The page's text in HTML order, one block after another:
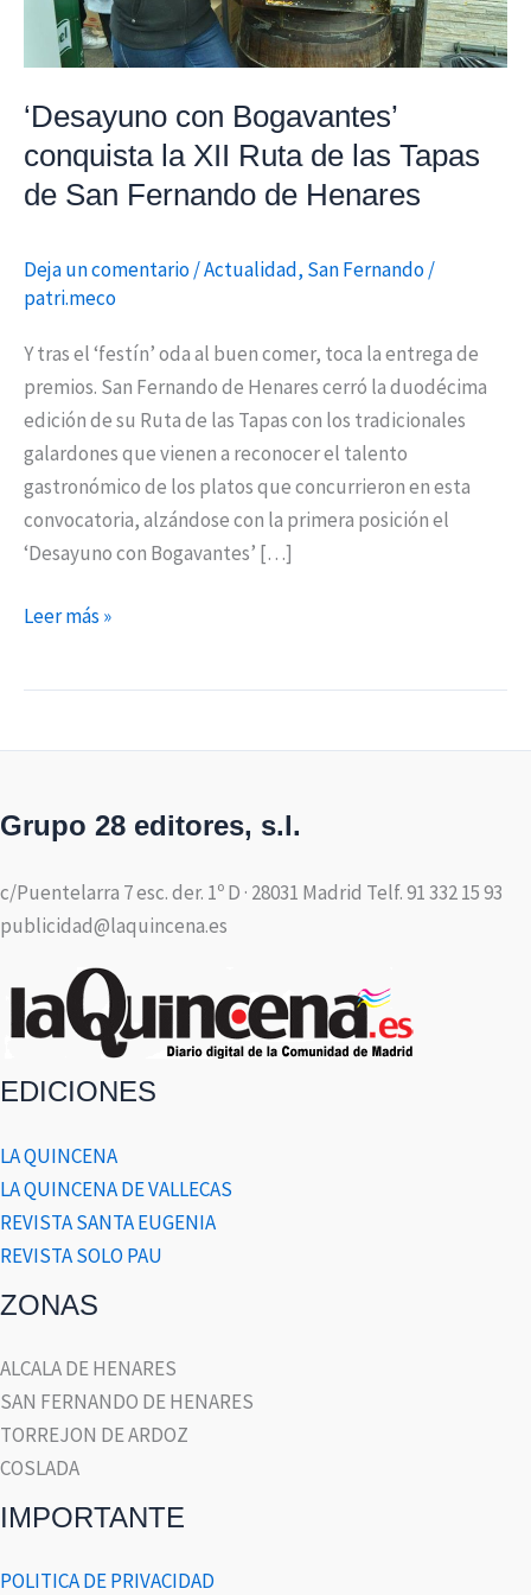
‘Desayuno con Bogavantes’
conquista la XII Ruta de las Tapas
de San Fernando de Henares
Deja un comentario/Actualidad, San Fernando/
patri.meco
Y tras el ‘festín’ oda al buen comer, toca la entrega de
premios. San Fernando de Henares cerró la duodécima
edición de su Ruta de las Tapas con los tradicionales
galardones que vienen a reconocer el talento
gastronómico de los platos que concurrieron en esta
convocatoria, alzándose con la primera posición el
‘Desayuno con Bogavantes’ […]
Tapas
San
Fernando
de
Leer más »
Grupo 28 editores, s.l.
c/Puentelarra 7 esc. der. 1º D · 28031 Madrid Telf. 91 332 15 93
publicidad@laquincena.es
EDICIONES
LA QUINCENA
LA QUINCENA DE VALLECAS
REVISTA SANTA EUGENIA
REVISTA SOLO PAU
ZONAS
ALCALA DE HENARES
SAN FERNANDO DE HENARES
TORREJON DE ARDOZ
COSLADA
IMPORTANTE
POLITICA DE PRIVACIDAD